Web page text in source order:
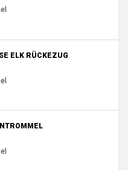
ELK RÜCKEZUG